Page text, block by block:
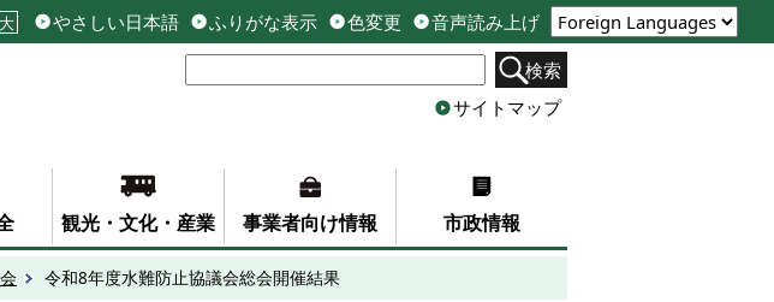
大 やさしい日本語 ふりがな表示 色変更
音声読み上げ
検索
サイトマップ
観光・文化・産業 事業者向け情報 市政情報
令和8年度水難防止協議会総会開催結果